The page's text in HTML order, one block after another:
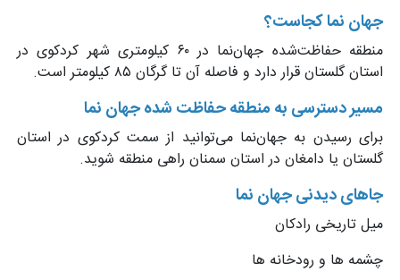
جهان نما کجاست؟
منطقه حفاظت‌شده جهان‌نما در ۶۰ کیلومتری شهر کردکوی در
استان گلستان قرار دارد و فاصله‌ آن تا گرگان ۸۵ کیلومتر است.
مسیر دسترسی به منطقه حفاظت شده جهان نما
برای رسیدن به جهان‌نما می‌توانید از سمت کردکوی در استان
گلستان یا دامغان در استان سمنان راهی منطقه شوید.
جاهای دیدنی جهان نما
میل تاریخی رادکان
چشمه ها و رودخانه ها